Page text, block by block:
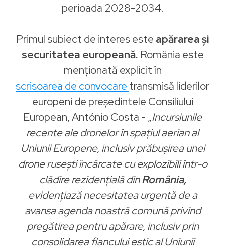
perioada 2028-2034.
Primul subiect de interes este apărarea și
securitatea europeană. România este
menționată explicit în
scrisoarea de convocare transmisă liderilor
europeni de președintele Consiliului
European, António Costa - „Incursiunile
recente ale dronelor în spațiul aerian al
Uniunii Europene, inclusiv prăbușirea unei
drone rusești încărcate cu explozibili într-o
clădire rezidențială dinRomânia,
evidențiază necesitatea urgentă de a
avansa agenda noastră comună privind
pregătirea pentru apărare, inclusiv prin
consolidarea flancului estic al Uniunii